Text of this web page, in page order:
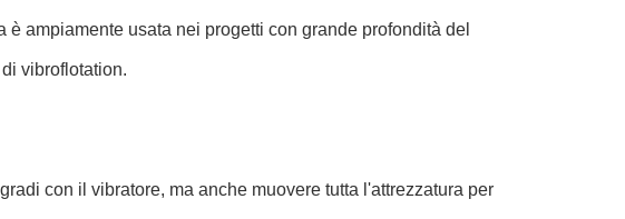
ampiamente usata nei progetti con grande profondità del
vibroflotation.
con il vibratore, ma anche muovere tutta l'attrezzatura per